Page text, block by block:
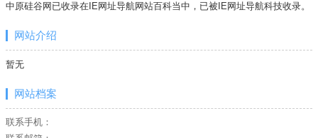
中原硅谷网已收录在IE网址导航网站百科当中，已被IE网址导航科技收录。
网站介绍
暂无
网站档案
联系手机：